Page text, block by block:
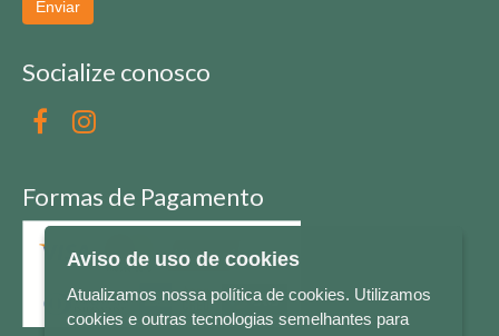
Enviar
Socialize conosco
Formas de Pagamento
Aviso de uso de cookies
Atualizamos nossa política de cookies. Utilizamos
cookies e outras tecnologias semelhantes para